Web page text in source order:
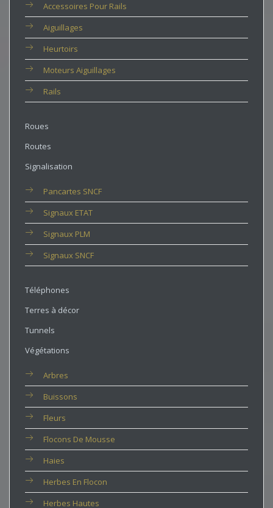
Accessoires Pour Rails
Aiguillages
Heurtoirs
Moteurs Aiguillages
Rails
Roues
Routes
Signalisation
Pancartes SNCF
Signaux ETAT
Signaux PLM
Signaux SNCF
Téléphones
Terres à décor
Tunnels
Végétations
Arbres
Buissons
Fleurs
Flocons De Mousse
Haies
Herbes En Flocon
Herbes Hautes